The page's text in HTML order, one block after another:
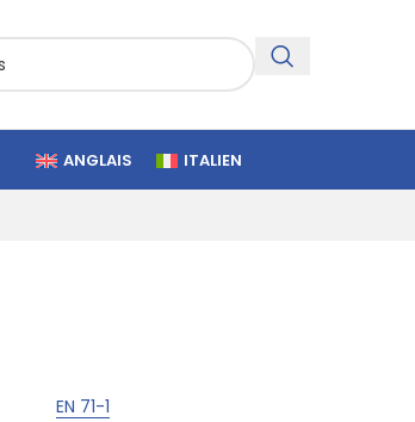
ANGLAIS ITALIEN
EN 71-1